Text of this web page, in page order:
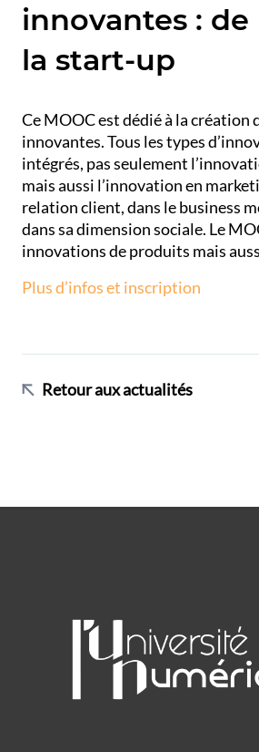
innovantes : de
la start-up
Ce MOOC est dédié à la création
innovantes. Tous les types
intégrés, pas seulement
mais aussi l’innovation en
relation client, dans le business
dans sa dimension sociale. Le
innovations de produits mais
Plus d’infos et inscription
Retour aux actualités